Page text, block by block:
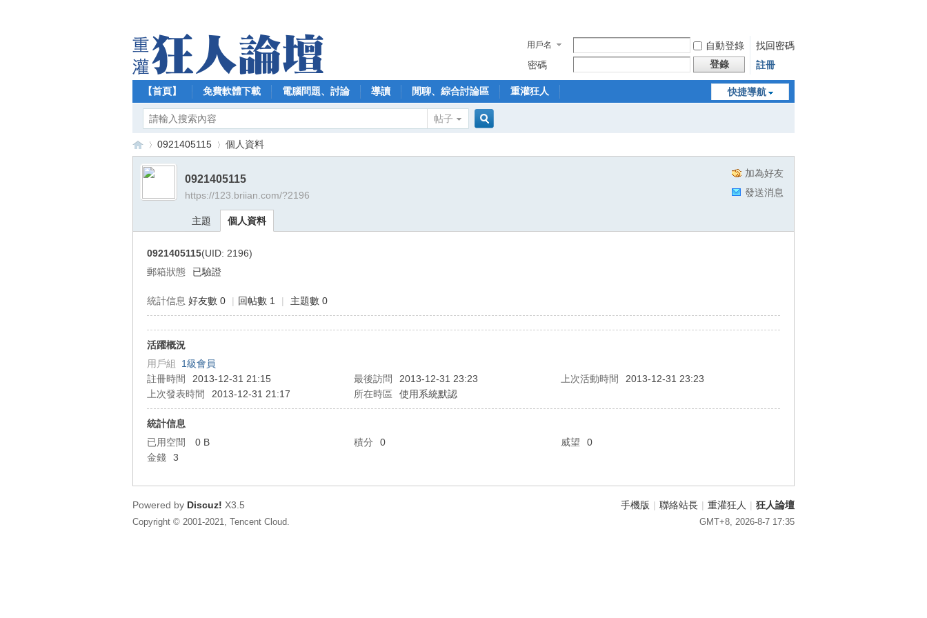
用戶名 自動登錄
找回密碼
密碼
登錄 註冊
快捷導航
【首頁】 免費軟體下載 電腦問題、討論 導讀 閒聊、綜合討論區 重灌狂人
帖子
›
0921405115 個人資料
加為好友
發送消息
0921405115
https://123.briian.com/?2196
主題 個人資料
0921405115(UID: 2196)
郵箱狀態
已驗證
統計信息 好友數 0 | 回帖數 1 | 主題數 0
活躍概況
用戶組 1級會員
註冊時間
2013-12-31 21:15 最後訪問 2013-12-31 23:23 上次活動時間
2013-12-31 23:23
上次發表時間
2013-12-31 21:17 所在時區 使用系統默認
統計信息
已用空間
0 B 積分 0 威望
0
金錢
3
手機版 | 聯絡站長 | 重灌狂人 | 狂人論壇
GMT+8, 2026-8-7 17:35
Powered by Discuz! X3.5
Copyright © 2001-2021, Tencent Cloud.